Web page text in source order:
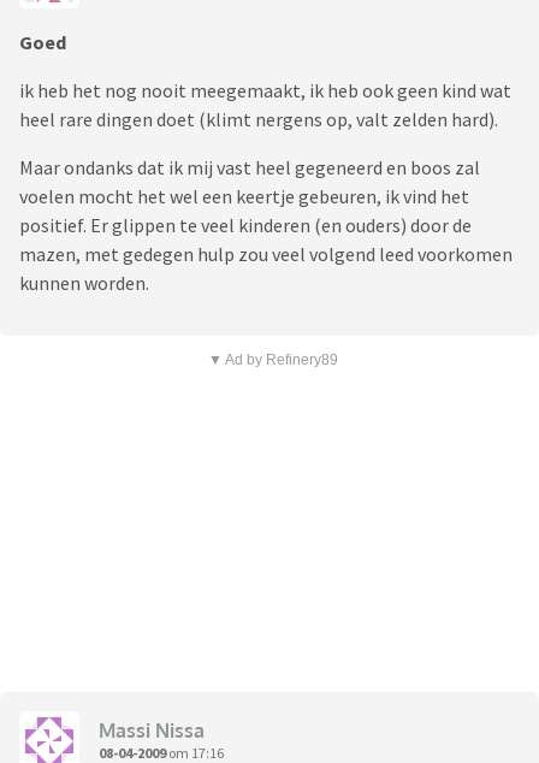
Goed
ik heb het nog nooit meegemaakt, ik heb ook geen kind wat
heel rare dingen doet (klimt nergens op, valt zelden hard).
Maar ondanks dat ik mij vast heel gegeneerd en boos zal
voelen mocht het wel een keertje gebeuren, ik vind het
positief. Er glippen te veel kinderen (en ouders) door de
mazen, met gedegen hulp zou veel volgend leed voorkomen
kunnen worden.
▼ Ad by Refinery89
Massi Nissa
08-04-2009om 17:16